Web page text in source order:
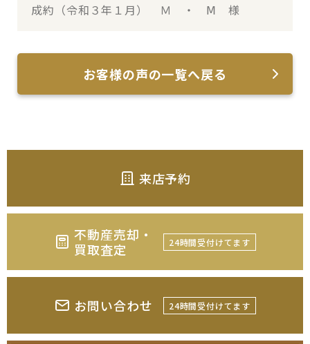
成約（令和３年１月） Ｍ ・ Ⅿ 様
お客様の声の一覧へ戻る
来店予約
不動産売却・
買取査定
24時間受付けてます
お問い合わせ 24時間受付けてます